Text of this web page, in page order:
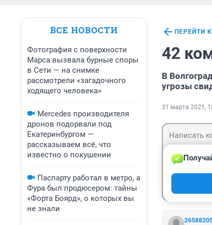
ВСЕ НОВОСТИ
Фотография с поверхности
Марса вызвала бурные споры
в Сети — на снимке
рассмотрели «загадочного
ходящего человека»
Mercedes производителя
дронов подорвали под
Екатеринбургом —
рассказываем всё, что
известно о покушении
Паспарту работал в метро, а
Фура был продюсером: тайны
«Форта Боярд», о которых вы
не знали
ПЕРЕЙТИ
42
В
угрозы
31 марта 2021,